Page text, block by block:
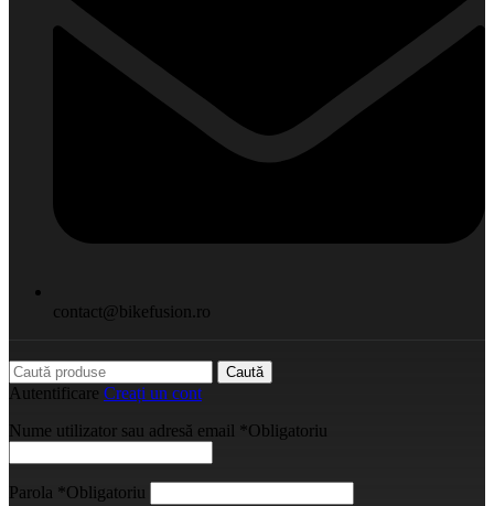
contact@bikefusion.ro
Caută
Autentificare Creați un cont
Nume utilizator sau adresă email *Obligatoriu
Parola *Obligatoriu